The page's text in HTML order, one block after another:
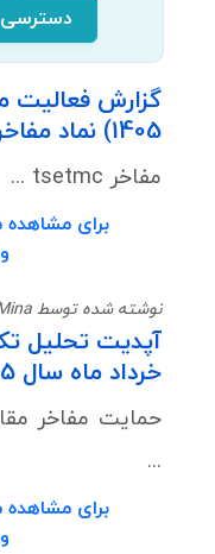
دسترسی
گزارش فعالیت
1405) نماد مفاخر
مفاخر tsetmc ...
برای مشاهده
نوشته شده توسط Mina در 05 مرداد 1405
خرداد ماه سال 1405
حمایت مفاخر
...
برای مشاهده